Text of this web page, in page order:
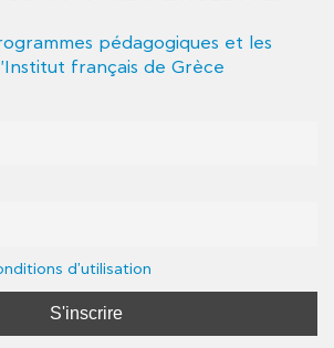
pédagogiques et les
français de Grèce
d'utilisation